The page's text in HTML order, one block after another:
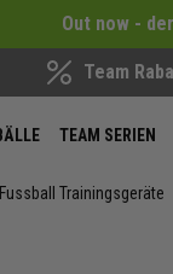
Out now -
Team
TEAM SERIEN
Fussball Trainingsgeräte